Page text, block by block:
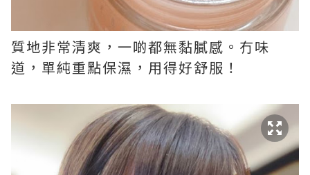
質地非常清爽，一啲都無黏膩感。冇味
道，單純重點保濕，用得好舒服！